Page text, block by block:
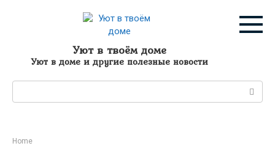
Уют в твоём доме
Уют в доме и другие полезные новости
Home